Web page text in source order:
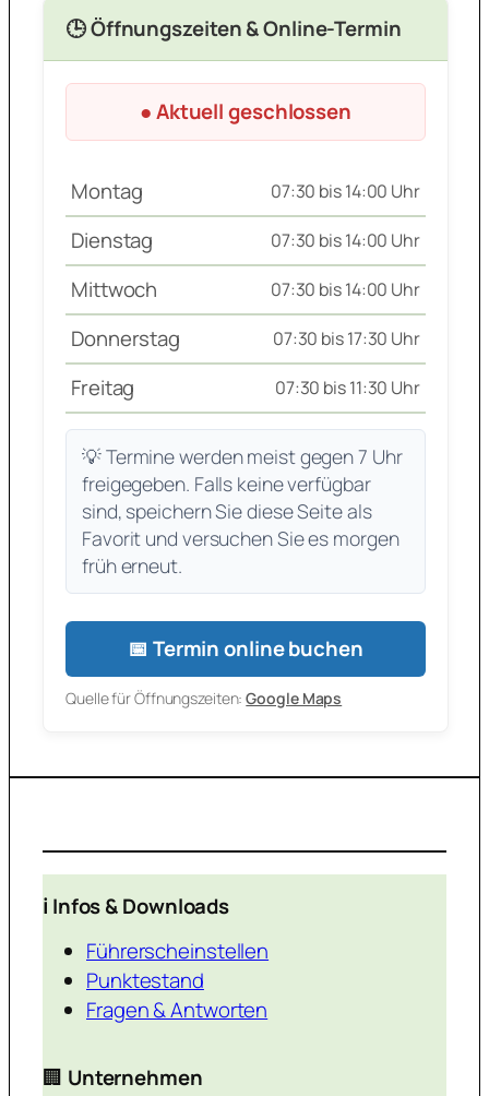
🕒 Öffnungszeiten & Online-Termin
● Aktuell geschlossen
Montag 07:30 bis 14:00 Uhr
Dienstag 07:30 bis 14:00 Uhr
Mittwoch 07:30 bis 14:00 Uhr
Donnerstag 07:30 bis 17:30 Uhr
Freitag 07:30 bis 11:30 Uhr
💡 Termine werden meist gegen 7 Uhr
freigegeben. Falls keine verfügbar
sind, speichern Sie diese Seite als
Favorit und versuchen Sie es morgen
früh erneut.
📅 Termin online buchen
Quelle für Öffnungszeiten:Google Maps
ℹ️ Infos & Downloads
Führerscheinstellen
Punktestand
Fragen & Antworten
🏢 Unternehmen